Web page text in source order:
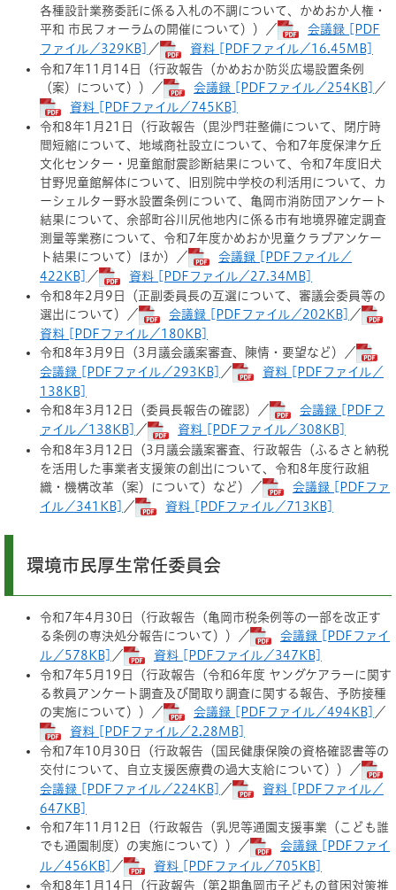
各種設計業務委託に係る入札の不調について、かめおか人権・
平和 市民フォーラムの開催について））／
会議録 [PDF
ファイル／329KB]
／
資料 [PDFファイル／16.45MB]
令和7年11月14日（行政報告（かめおか防災広場設置条例
（案）について））／
会議録 [PDFファイル／254KB]
／
資料 [PDFファイル／745KB]
令和8年1月21日（行政報告（毘沙門荘整備について、閉庁時
間短縮について、地域商社設立について、令和7年度保津ケ丘
文化センター・児童館耐震診断結果について、令和7年度旧犬
甘野児童館解体について、旧別院中学校の利活用について、カ
ーシェルター野水設置条例について、亀岡市消防団アンケート
結果について、余部町谷川尻他地内に係る市有地境界確定調査
測量等業務について、令和7年度かめおか児童クラブアンケー
ト結果について）ほか）／
会議録 [PDFファイル／
422KB]
／
資料 [PDFファイル／27.34MB]
令和8年2月9日（正副委員長の互選について、審議会委員等の
選出について）／
会議録 [PDFファイル／202KB]
／
資料 [PDFファイル／180KB]
令和8年3月9日（3月議会議案審査、陳情・要望など）／
会議録 [PDFファイル／293KB]
／
資料 [PDFファイル／
138KB]
令和8年3月12日（委員長報告の確認）／
会議録 [PDFフ
ァイル／138KB]
／
資料 [PDFファイル／308KB]
令和8年3月12日（3月議会議案審査、行政報告（ふるさと納税
を活用した事業者支援策の創出について、令和8年度行政組
織・機構改革（案）について）など）／
会議録 [PDFファ
イル／341KB]
／ 資料 [PDFファイル／713KB]
環境市民厚生常任委員会
令和7年4月30日（行政報告（亀岡市税条例等の一部を改正す
る条例の専決処分報告について））／
会議録 [PDFファイ
ル／578KB]
／
資料 [PDFファイル／347KB]
令和7年5月19日（行政報告（令和6年度 ヤングケアラーに関す
る教員アンケート調査及び聞取り調査に関する報告、予防接種
の実施について））／
会議録 [PDFファイル／494KB]
／
資料 [PDFファイル／2.28MB]
令和7年10月30日（行政報告（国民健康保険の資格確認書等の
交付について、自立支援医療費の過大支給について））／
会議録 [PDFファイル／224KB]
／
資料 [PDFファイル／
647KB]
令和7年11月12日（行政報告（乳児等通園支援事業（こども誰
でも通園制度）の実施について））／
会議録 [PDFファイ
ル／456KB]
／
資料 [PDFファイル／705KB]
令和8年1月14日（行政報告（第2期亀岡市子どもの貧困対策推